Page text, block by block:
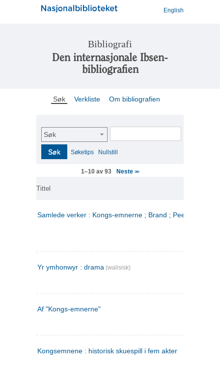
English
Bibliografi
Den internasjonale Ibsen-
bibliografien
Søk Verkliste Om bibliografien
Søk
Søk Søketips Nullstill
1–10 av 93 Neste>>
Tittel
Samlede verker : Kongs-emnerne ; Brand ; Peer Gynt. 2
Yr ymhonwyr : drama (walisisk)
Af "Kongs-emnerne"
Kongsemnene : historisk skuespill i fem akter